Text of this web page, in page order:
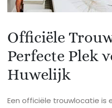
Officiële
Perfecte Plek
Huwelijk
Een officiële trouwlocatie is